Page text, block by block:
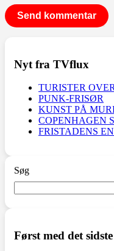
Nyt fra TVflux
TURISTER
PUNK-FRISØR
KUNST PÅ
COPENHAGEN
FRISTADENS
Søg
Først med det sidste